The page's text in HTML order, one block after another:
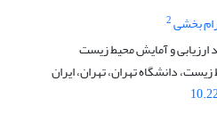
بخشی2
ارزیابی و آمایش محیط زیست
دانشگاه تهران، تهران، ایران